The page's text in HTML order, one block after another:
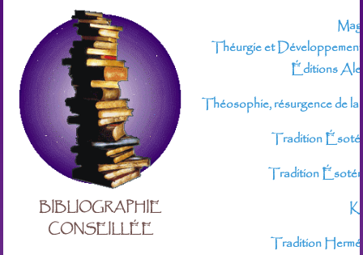
BIBLIOGRAPHIE
CONSEILLÉE
Théurgie et Développement
Éditions
Théosophie, résurgence de
Tradition
Tradition
Tradition